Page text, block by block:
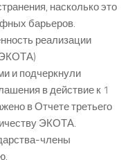
насколько это
барьеров.
реализации
и подчеркнули
в действие к 1
в Отчете третьего
ЭКОТА.
члены